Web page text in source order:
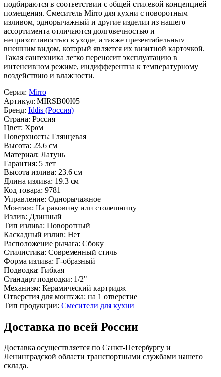
подбираются в соответствии с общей стилевой концепцией
помещения. Смеситель Mirro для кухни с поворотным
изливом, однорычажный и другие изделия из нашего
ассортимента отличаются долговечностью и
неприхотливостью в уходе, а также презентабельным
внешним видом, который является их визитной карточкой.
Такая сантехника легко переносит эксплуатацию в
интенсивном режиме, индифферентна к температурному
воздействию и влажности.
Серия: Mirro
Артикул: MIRSB00I05
Бренд: Iddis (Россия)
Страна: Россия
Цвет: Хром
Поверхность: Глянцевая
Высота: 23.6 см
Материал: Латунь
Гарантия: 5 лет
Высота излива: 23.6 см
Длина излива: 19.3 см
Код товара: 9781
Управление: Однорычажное
Монтаж: На раковину или столешницу
Излив: Длинный
Тип излива: Поворотный
Каскадный излив: Нет
Расположение рычага: Сбоку
Стилистика: Современный стиль
Форма излива: Г-образный
Подводка: Гибкая
Стандарт подводки: 1/2"
Механизм: Керамический картридж
Отверстия для монтажа: на 1 отверстие
Тип продукции: Смесители для кухни
Доставка по всей России
Доставка осуществляется по Санкт-Петербургу и
Ленинградской области транспортными службами нашего
склада.